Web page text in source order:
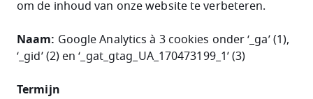
om de inhoud van onze website te verbeteren.
Naam: Google Analyticsà 3 cookies onder ‘_ga’ (1),
‘_gid’ (2) en ‘_gat_gtag_UA_170473199_1’ (3)
Termijn